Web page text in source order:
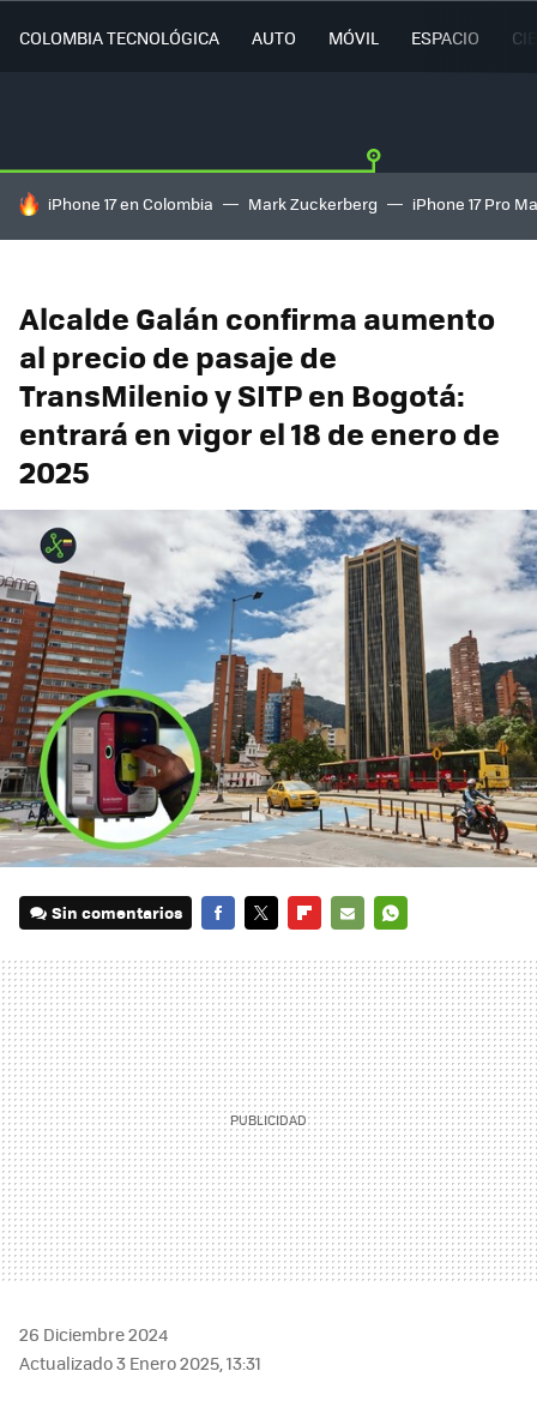
COLOMBIA TECNOLÓGICA AUTO MÓVIL ESPACIO
HOY SE HABLA DE
iPhone 17 en Colombia Mark Zuckerberg iPhone 17 Pro
Alcalde Galán confirma aumento
al precio de pasaje de
TransMilenio y SITP en Bogotá:
entrará en vigor el 18 de enero de
2025
Sin comentarios
MAIL
26 Diciembre 2024
Actualizado 3 Enero 2025, 13:31